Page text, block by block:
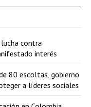
lucha contra
interés
80 escoltas, gobierno
a líderes sociales